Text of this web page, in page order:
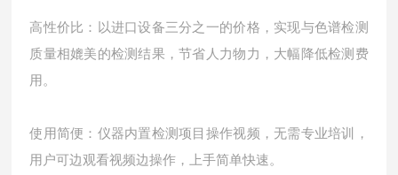
高性价比：以进口设备三分之一的价格，实现与色谱检测
质量相媲美的检测结果，节省人力物力，大幅降低检测费
用。
使用简便：仪器内置检测项目操作视频，无需专业培训，
用户可边观看视频边操作，上手简单快速。